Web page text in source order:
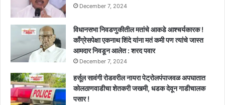
December 7, 2024
विधानसभा निवडणुकीतील मतांचे आकडे आश्चर्यकारक !
काँग्रेसपेक्षा एकनाथ शिंदे यांना मतं कमी पण त्यांचे जास्त
आमदार निवडून आलेत : शरद पवार
December 7, 2024
हर्सूल सावंगी रोडवरील नायरा पेट्रोलपंपाजवळ अपघातात
कोलठाणवाडीचा शेतकरी जखमी, धडक देवून गाडीचालक
पसार !